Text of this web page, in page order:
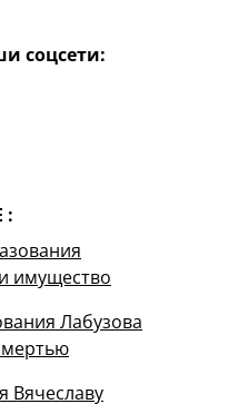
соцсети:
:
имущество
Лабузова
Вячеславу